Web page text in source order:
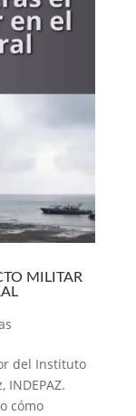
MILITAR
del Instituto
cómo